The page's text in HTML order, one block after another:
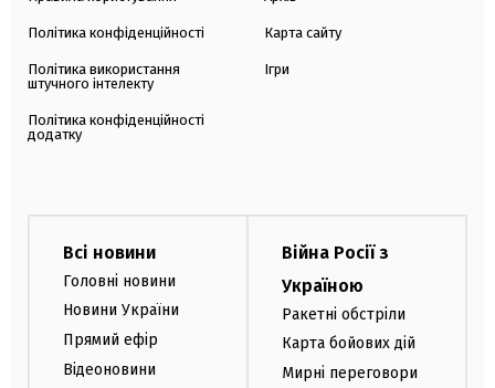
Політика конфіденційності
Політика використання
штучного інтелекту
Політика конфіденційності
додатку
Карта сайту
Ігри
Всі новини
Головні новини
Новини України
Прямий ефір
Відеоновини
Війна Росії з
Україною
Ракетні обстріли
Карта бойових дій
Мирні переговори